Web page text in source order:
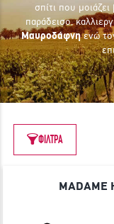
ΕΚΠΛΗΚΤΙΚΑ
ΜΟΝΑΔΙΚΕΣ
ΓΙΝΕ ΜΕΛΟΣ
σπίτι που
παράδεισο,
Μαυροδάφνηενώ
ΦΙΛΤΡΑ
MADAME